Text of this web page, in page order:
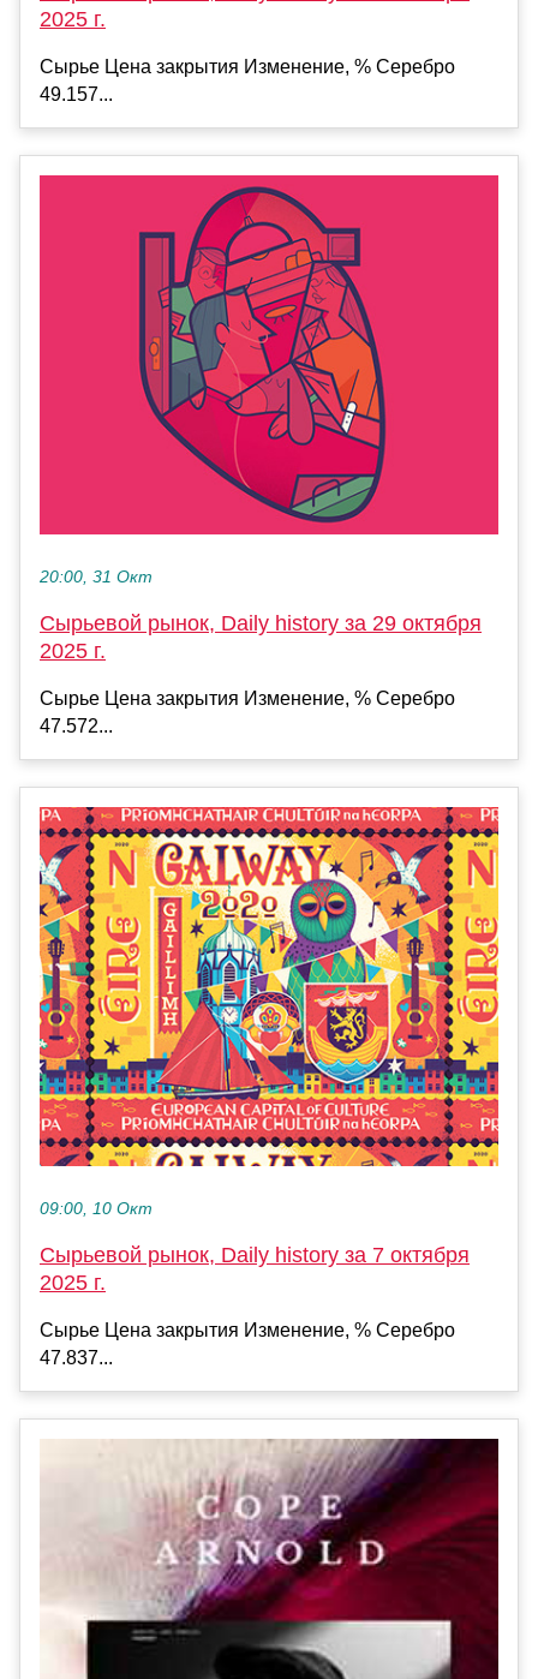
2025 г.
Сырье Цена закрытия Изменение, % Серебро
49.157...
20:00, 31 Окт
Сырьевой рынок, Daily history за 29 октября
2025 г.
Сырье Цена закрытия Изменение, % Серебро
47.572...
09:00, 10 Окт
Сырьевой рынок, Daily history за 7 октября
2025 г.
Сырье Цена закрытия Изменение, % Серебро
47.837...